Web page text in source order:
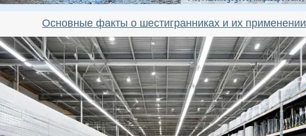
Основные факты о шестигранниках и их применении